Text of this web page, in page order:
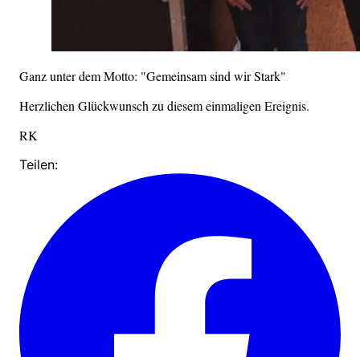
Ganz unter dem Motto: "Gemeinsam sind wir Stark"
Herzlichen Glückwunsch zu diesem einmaligen Ereignis.
RK
Teilen: